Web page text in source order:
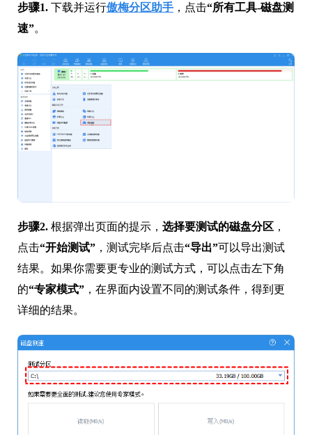
步骤1. 下载并运行傲梅分区助手 ，点击“所有工具-磁盘测
速”。
步骤2. 根据弹出页面的提示， 选择要测试的磁盘分区 ，
点击“开始测试” ，测试完毕后点击“导出”可以导出测试
结果。如果你需要更专业的测试方式，可以点击左下角
的“专家模式” ，在界面内设置不同的测试条件，得到更
详细的结果。